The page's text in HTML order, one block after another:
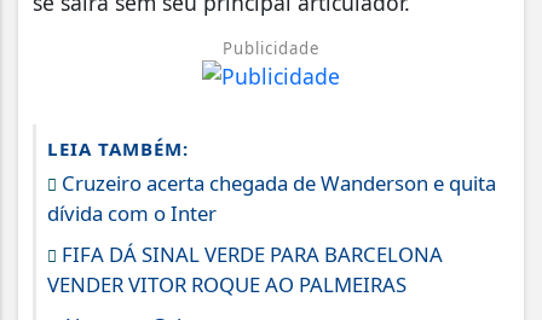
Publicidade
LEIA TAMBÉM:
Cruzeiro acerta chegada de Wanderson e quita
dívida com o Inter
FIFA DÁ SINAL VERDE PARA BARCELONA
VENDER VITOR ROQUE AO PALMEIRAS